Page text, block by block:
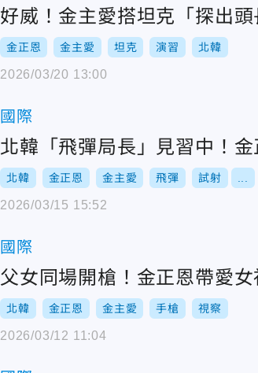
好威！金主愛搭坦克「探出
金正恩 金主愛 坦克 演習 北韓
2026/03/20 13:00
國際
北韓「飛彈局長」見習中！
北韓 金正恩 金主愛 飛彈 試射
2026/03/15 15:52
國際
父女同場開槍！金正恩帶愛
北韓 金正恩 金主愛 手槍 視察
2026/03/12 11:04